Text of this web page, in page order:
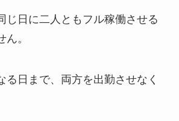
じ日に二人ともフル稼働させる
。
る日まで、両方を出勤させなく